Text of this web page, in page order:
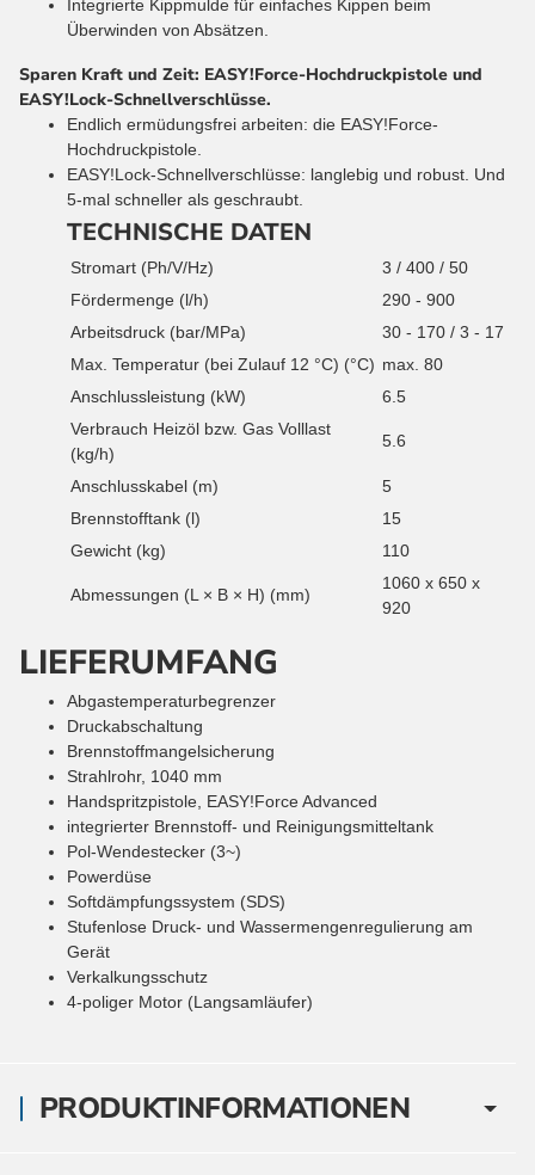
PRODUKTINFORMATIONEN
Integrierte Kippmulde für einfaches Kippen beim
Überwinden von Absätzen.
Sparen Kraft und Zeit: EASY!Force-Hochdruckpistole und
EASY!Lock-Schnellverschlüsse.
Endlich ermüdungsfrei arbeiten: die EASY!Force-
Hochdruckpistole.
EASY!Lock-Schnellverschlüsse: langlebig und robust. Und
5-mal schneller als geschraubt.
TECHNISCHE DATEN
Stromart (Ph/V/Hz)
3 / 400 / 50
Fördermenge (l/h)
290 - 900
Arbeitsdruck (bar/MPa)
30 - 170 / 3 - 17
Max. Temperatur (bei Zulauf 12 °C) (°C) max. 80
Anschlussleistung (kW)
6.5
Verbrauch Heizöl bzw. Gas Volllast
(kg/h)
5.6
Anschlusskabel (m)
5
Brennstofftank (l)
15
Gewicht (kg)
110
Abmessungen (L × B × H) (mm)
1060 x 650 x
920
LIEFERUMFANG
Abgastemperaturbegrenzer
Druckabschaltung
Brennstoffmangelsicherung
Strahlrohr, 1040 mm
Handspritzpistole, EASY!Force Advanced
integrierter Brennstoff- und Reinigungsmitteltank
Pol-Wendestecker (3~)
Powerdüse
Softdämpfungssystem (SDS)
Stufenlose Druck- und Wassermengenregulierung am
Gerät
Verkalkungsschutz
4-poliger Motor (Langsamläufer)